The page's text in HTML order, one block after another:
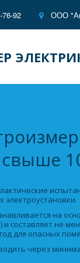
92 ООО
электроустановки.
и составляет не
для опасных